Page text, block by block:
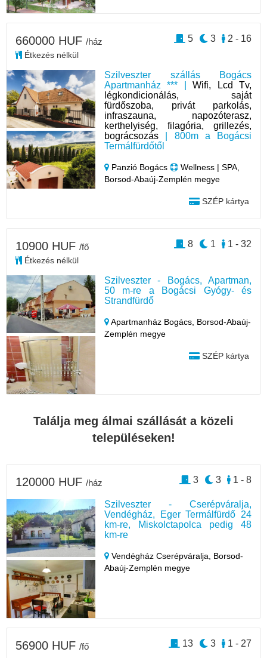
Szilveszter szállás Bogács
Apartmanház *** |Wifi, Lcd Tv,
légkondicionálás, saját
fürdőszoba, privát parkolás,
infraszauna, napozóterasz,
kerthelyiség, filagória, grillezés,
bográcsozás | 800m a Bogácsi
Termálfürdőtől
Panzió Bogács
Wellness | SPA,
Borsod-Abaúj-Zemplén megye
SZÉP kártya
660000 HUF /ház
Étkezés nélkül
2 - 16
3
5
Szilveszter - Bogács, Apartman,
50 m-re a Bogácsi Gyógy- és
Strandfürdő
Apartmanház Bogács, Borsod-Abaúj-
Zemplén megye
SZÉP kártya
10900 HUF /fő
Étkezés nélkül
1 - 32
1
8
Találja meg álmai szállását a közeli
településeken!
Szilveszter - Cserépváralja,
Vendégház, Eger Termálfürdő 24
km-re, Miskolctapolca pedig 48
km-re
Vendégház Cserépváralja, Borsod-
Abaúj-Zemplén megye
120000 HUF /ház 1 - 8
3
3
56900 HUF /fő 1 - 27
3
13